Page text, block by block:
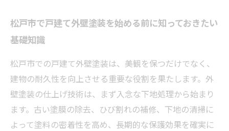
上げ工程を徹底解説
美観と耐久性を両立する松戸市の戸建て外壁塗
装の仕上げ技術まとめ
松戸市で戸建て外壁塗装を検討中の方必見！失
敗しない塗装業者の選び方
長持ちする外壁塗装へ～松戸市の戸建て住宅に
最適なメンテナンス方法とは？
松戸市で戸建て外壁塗装を始める前に知っておきたい
基礎知識
松戸市での戸建て外壁塗装は、美観を保つだけでなく、
建物の耐久性を向上させる重要な役割を果たします。外
壁塗装の仕上げ技術は、まず入念な下地処理から始まり
ます。古い塗膜の除去、ひび割れの補修、下地の清掃に
よって塗料の密着性を高め、長期的な保護効果を確実に